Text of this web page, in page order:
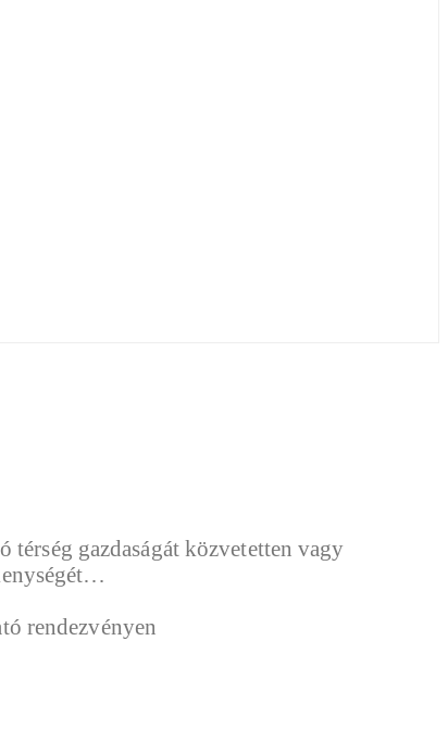
gazdaságát közvetetten vagy